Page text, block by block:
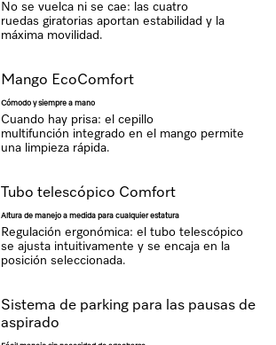
No se vuelca ni se cae: las cuatro
ruedas giratorias aportan estabilidad y la
máxima movilidad.
Mango EcoComfort
Cómodo y siempre a mano
Cuando hay prisa: el cepillo
multifunción integrado en el mango permite
una limpieza rápida.
Tubo telescópico Comfort
Altura de manejo a medida para cualquier estatura
Regulación ergonómica: el tubo telescópico
se ajusta intuitivamente y se encaja en la
posición seleccionada.
Sistema de parking para las pausas de
aspirado